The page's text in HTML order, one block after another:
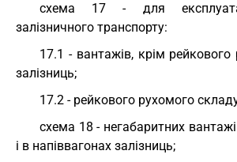
схема 17 - для
залізничного транспорту:
17.1 - вантажів, крім
залізниць;
17.2 - рейкового рухомого
схема 18 - негабаритних
і в напіввагонах залізниць;